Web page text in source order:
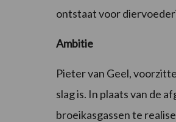
ontstaat voor
Ambitie
Pieter van Geel,
slag is. In plaats van de
broeikasgassen te